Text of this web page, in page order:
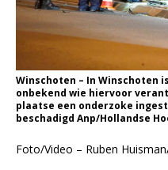
Winschoten – In Winschoten
onbekend wie hiervoor
plaatse een onderzoke
beschadigd Anp/Hollandse
Foto/Video – Ruben